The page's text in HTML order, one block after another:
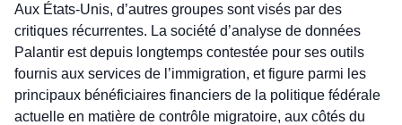
Aux États-Unis, d’autres groupes sont visés par des
critiques récurrentes. La société d’analyse de données
Palantir est depuis longtemps contestée pour ses outils
fournis aux services de l’immigration, et figure parmi les
principaux bénéficiaires financiers de la politique fédérale
actuelle en matière de contrôle migratoire, aux côtés du